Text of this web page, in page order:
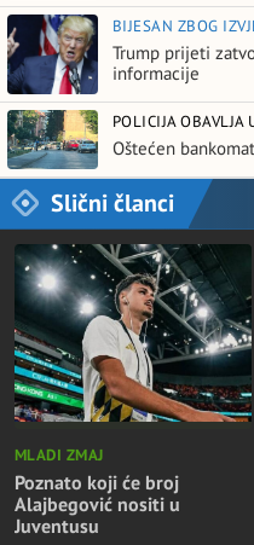
BIJESAN ZBOG
Trump prijeti
informacije
POLICIJA OBAVLJA
Oštećen
Slični članci
MLADI ZMAJ
Poznato koji će broj
Alajbegović nositi u
Juventusu